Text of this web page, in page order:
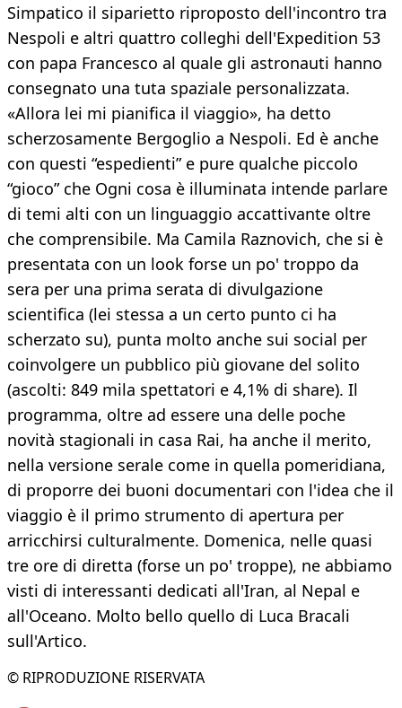
Simpatico il siparietto riproposto dell'incontro tra
Nespoli e altri quattro colleghi dell'Expedition 53
con papa Francesco al quale gli astronauti hanno
consegnato una tuta spaziale personalizzata.
«Allora lei mi pianifica il viaggio», ha detto
scherzosamente Bergoglio a Nespoli. Ed è anche
con questi “espedienti” e pure qualche piccolo
“gioco” che Ogni cosa è illuminata intende parlare
di temi alti con un linguaggio accattivante oltre
che comprensibile. Ma Camila Raznovich, che si è
presentata con un look forse un po' troppo da
sera per una prima serata di divulgazione
scientifica (lei stessa a un certo punto ci ha
scherzato su), punta molto anche sui social per
coinvolgere un pubblico più giovane del solito
(ascolti: 849 mila spettatori e 4,1% di share). Il
programma, oltre ad essere una delle poche
novità stagionali in casa Rai, ha anche il merito,
nella versione serale come in quella pomeridiana,
di proporre dei buoni documentari con l'idea che il
viaggio è il primo strumento di apertura per
arricchirsi culturalmente. Domenica, nelle quasi
tre ore di diretta (forse un po' troppe), ne abbiamo
visti di interessanti dedicati all'Iran, al Nepal e
all'Oceano. Molto bello quello di Luca Bracali
sull'Artico.
© RIPRODUZIONE RISERVATA